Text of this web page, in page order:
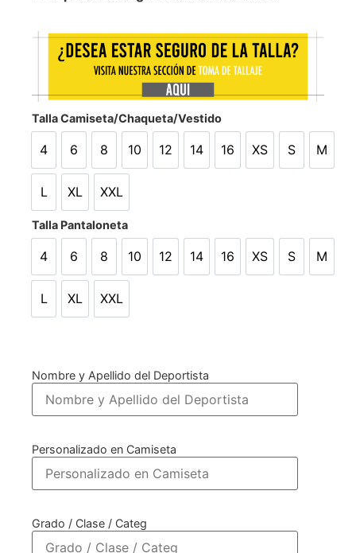
Talla Camiseta/Chaqueta/Vestido
4 6 8
8
10 12 14 16 XS
XS
S
S
M
L XL XXL
Talla Pantaloneta
4 6 8
8
10 12 14 16 XS
XS
S
S
M
L XL XXL
Nombre y Apellido del Deportista
Personalizado en Camiseta
Grado / Clase / Categ